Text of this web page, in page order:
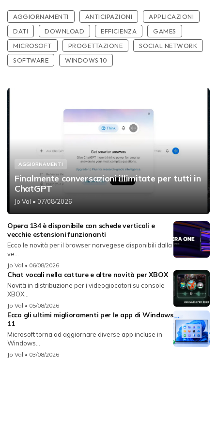
AGGIORNAMENTI ANTICIPAZIONI
APPLICAZIONI
DATI
DOWNLOAD EFFICIENZA
GAMES
MICROSOFT
PROGETTAZIONE
SOCIAL NETWORK
SOFTWARE
WINDOWS 10
AGGIORNAMENTI
Finalmente conversazioni illimitate per tutti in
ChatGPT
Jo Val • 07/08/2026
Opera 134 è disponibile con schede verticali e
vecchie estensioni funzionanti
Ecco le novità per il browser norvegese disponibili dalla
ve...
Jo Val • 06/08/2026
Chat vocali nella catture e altre novità per XBOX
Novità in distribuzione per i videogiocatori su console
XBOX...
Jo Val • 05/08/2026
Ecco gli ultimi miglioramenti per le app di Windows
11
Microsoft torna ad aggiornare diverse app incluse in
Windows...
Jo Val • 03/08/2026